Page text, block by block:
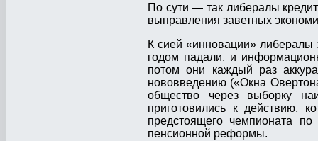
По сути — так либералы
выправления заветных
К сией «инновации» либералы
годом падали, и
потом они каждый раз
нововведению («Окна
общество через выборку
приготовились к действию,
предстоящего чемпионата
пенсионной реформы.